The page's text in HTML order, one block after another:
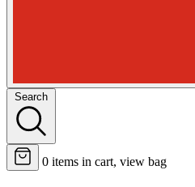
Search
0 items in cart, view bag